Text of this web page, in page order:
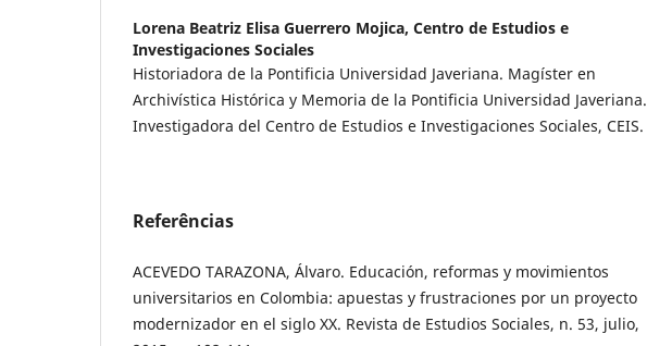
Lorena Beatriz Elisa Guerrero Mojica, Centro de Estudios e
Investigaciones Sociales
Historiadora de la Pontificia Universidad Javeriana. Magíster en
Archivística Histórica y Memoria de la Pontificia Universidad Javeriana.
Investigadora del Centro de Estudios e Investigaciones Sociales, CEIS.
Referências
ACEVEDO TARAZONA, Álvaro. Educación, reformas y movimientos
universitarios en Colombia: apuestas y frustraciones por un proyecto
modernizador en el siglo XX. Revista de Estudios Sociales, n. 53, julio,